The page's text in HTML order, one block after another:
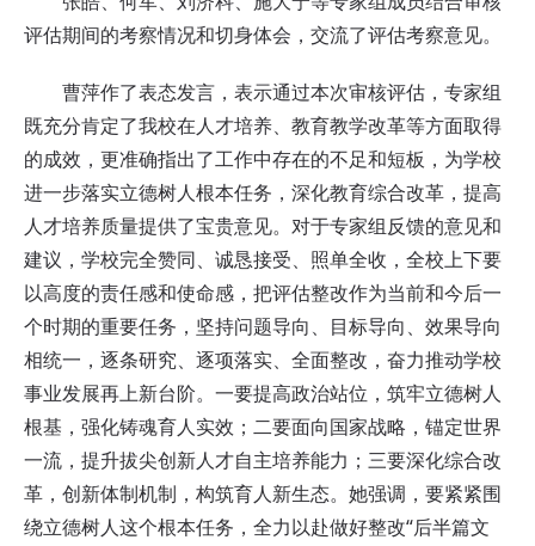
评估期间的考察情况和切身体会，交流了评估考察意见。
曹萍作了表态发言，表示通过本次审核评估，专家组
既充分肯定了我校在人才培养、教育教学改革等方面取得
的成效，更准确指出了工作中存在的不足和短板，为学校
进一步落实立德树人根本任务，深化教育综合改革，提高
人才培养质量提供了宝贵意见。对于专家组反馈的意见和
建议，学校完全赞同、诚恳接受、照单全收，全校上下要
以高度的责任感和使命感，把评估整改作为当前和今后一
个时期的重要任务，坚持问题导向、目标导向、效果导向
相统一，逐条研究、逐项落实、全面整改，奋力推动学校
事业发展再上新台阶。一要提高政治站位，筑牢立德树人
根基，强化铸魂育人实效；二要面向国家战略，锚定世界
一流，提升拔尖创新人才自主培养能力；三要深化综合改
革，创新体制机制，构筑育人新生态。她强调，要紧紧围
绕立德树人这个根本任务，全力以赴做好整改“后半篇文